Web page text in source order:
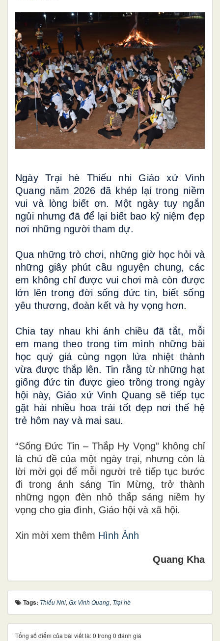
Ngày Trại hè Thiếu nhi Giáo xứ Vinh
Quang năm 2026 đã khép lại trong niềm
vui và lòng biết ơn. Một ngày tuy ngắn
ngủi nhưng đã để lại biết bao kỷ niệm đẹp
nơi những người tham dự.
Qua những trò chơi, những giờ học hỏi và
những giây phút cầu nguyện chung, các
em không chỉ được vui chơi mà còn được
lớn lên trong đời sống đức tin, biết sống
yêu thương, đoàn kết và hy vọng hơn.
Chia tay nhau khi ánh chiều đã tắt, mỗi
em mang theo trong tim mình những bài
học quý giá cùng ngọn lửa nhiệt thành
vừa được thắp lên. Tin rằng từ những hạt
giống đức tin được gieo trồng trong ngày
hội này, Giáo xứ Vinh Quang sẽ tiếp tục
gặt hái nhiều hoa trái tốt đẹp nơi thế hệ
trẻ hôm nay và mai sau.
“Sống Đức Tin – Thắp Hy Vọng” không chỉ
là chủ đề của một ngày trại, nhưng còn là
lời mời gọi để mỗi người trẻ tiếp tục bước
đi trong ánh sáng Tin Mừng, trở thành
những ngọn đèn nhỏ thắp sáng niềm hy
vọng cho gia đình, Giáo hội và xã hội.
Xin mời xem thêm Hình Ảnh
Quang Kha
Tags: Thiếu Nhi, Gx Vinh Quang, Trại hè
Tổng số điểm của bài viết là: 0 trong 0 đánh giá